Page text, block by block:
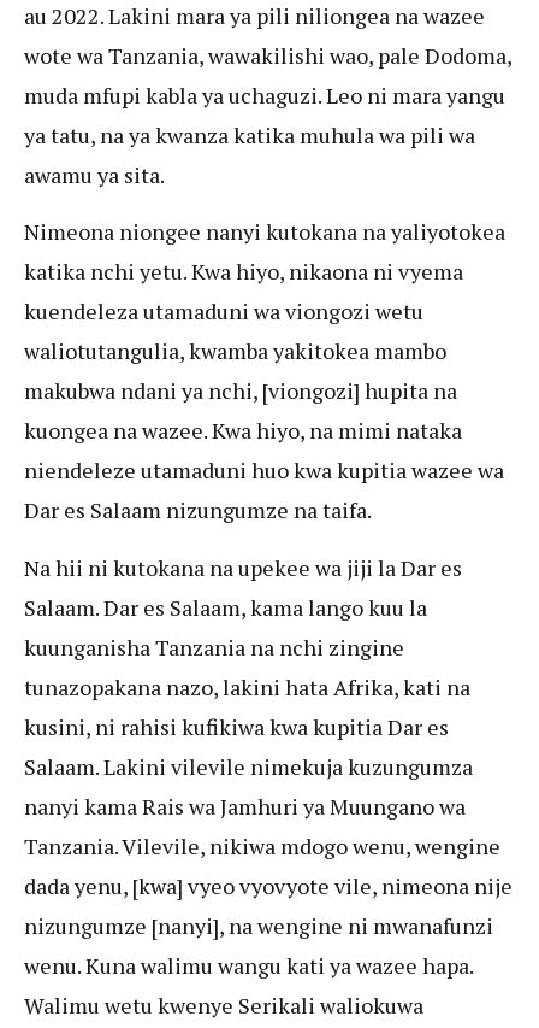
au 2022. Lakini mara ya pili niliongea na wazee
wote wa Tanzania, wawakilishi wao, pale Dodoma,
muda mfupi kabla ya uchaguzi. Leo ni mara yangu
ya tatu, na ya kwanza katika muhula wa pili wa
awamu ya sita.
Nimeona niongee nanyi kutokana na yaliyotokea
katika nchi yetu. Kwa hiyo, nikaona ni vyema
kuendeleza utamaduni wa viongozi wetu
waliotutangulia, kwamba yakitokea mambo
makubwa ndani ya nchi, [viongozi] hupita na
kuongea na wazee. Kwa hiyo, na mimi nataka
niendeleze utamaduni huo kwa kupitia wazee wa
Dar es Salaam nizungumze na taifa.
Na hii ni kutokana na upekee wa jiji la Dar es
Salaam. Dar es Salaam, kama lango kuu la
kuunganisha Tanzania na nchi zingine
tunazopakana nazo, lakini hata Afrika, kati na
kusini, ni rahisi kufikiwa kwa kupitia Dar es
Salaam. Lakini vilevile nimekuja kuzungumza
nanyi kama Rais wa Jamhuri ya Muungano wa
Tanzania. Vilevile, nikiwa mdogo wenu, wengine
dada yenu, [kwa] vyeo vyovyote vile, nimeona nije
nizungumze [nanyi], na wengine ni mwanafunzi
wenu. Kuna walimu wangu kati ya wazee hapa.
Walimu wetu kwenye Serikali waliokuwa